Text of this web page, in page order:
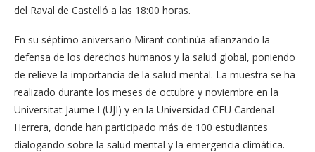
del Raval de Castelló a las 18:00 horas.
En su séptimo aniversario Mirant continúa afianzando la
defensa de los derechos humanos y la salud global, poniendo
de relieve la importancia de la salud mental. La muestra se ha
realizado durante los meses de octubre y noviembre en la
Universitat Jaume I (UJI) y en la Universidad CEU Cardenal
Herrera, donde han participado más de 100 estudiantes
dialogando sobre la salud mental y la emergencia climática.